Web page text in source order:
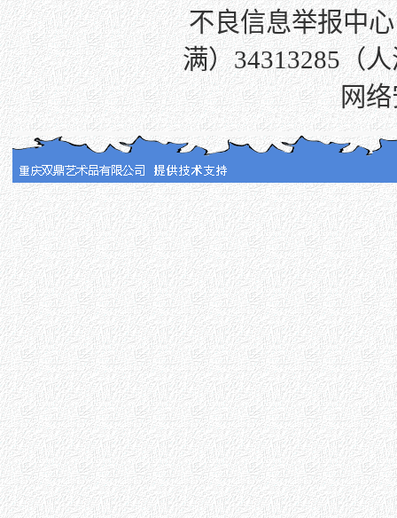
不良信息举报中心
满）34313285（
网